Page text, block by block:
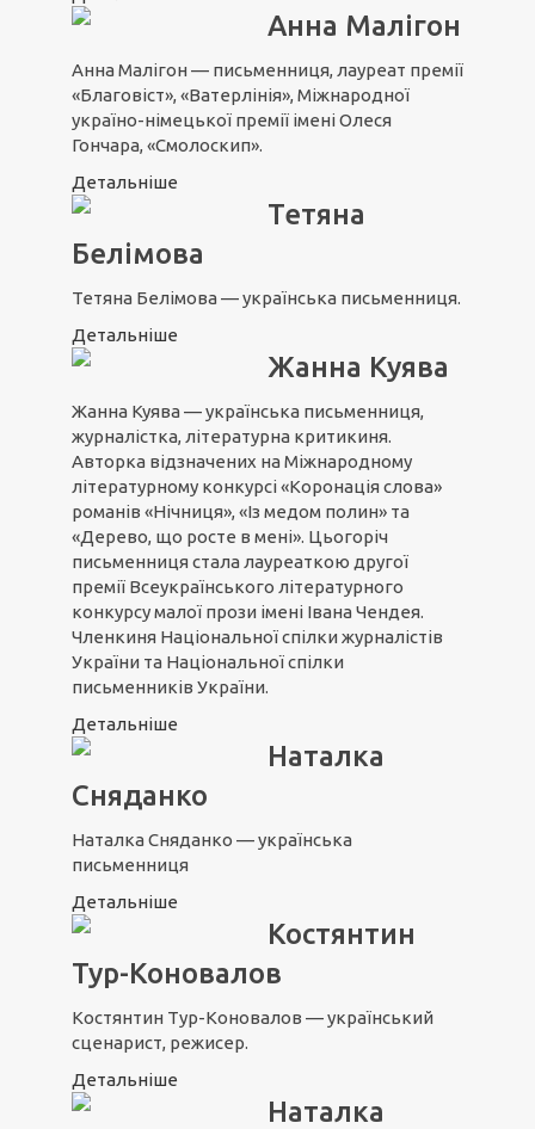
Анна Малігон
Анна Малігон — письменниця, лауреат премії
«Благовіст», «Ватерлінія», Міжнародної
україно-німецької премії імені Олеся
Гончара, «Смолоскип».
Детальніше
Тетяна
Белімова
Тетяна Белімова — українська письменниця.
Детальніше
Жанна Куява
Жанна Куява — українська письменниця,
журналістка, літературна критикиня.
Авторка відзначених на Міжнародному
літературному конкурсі «Коронація слова»
романів «Нічниця», «Із медом полин» та
«Дерево, що росте в мені». Цьогоріч
письменниця стала лауреаткою другої
премії Всеукраїнського літературного
конкурсу малої прози імені Івана Чендея.
Членкиня Національної спілки журналістів
України та Національної спілки
письменників України.
Детальніше
Наталка
Сняданко
Наталка Сняданко — українська
письменниця
Детальніше
Костянтин
Тур-Коновалов
Костянтин Тур-Коновалов — український
сценарист, режисер.
Детальніше
Наталка